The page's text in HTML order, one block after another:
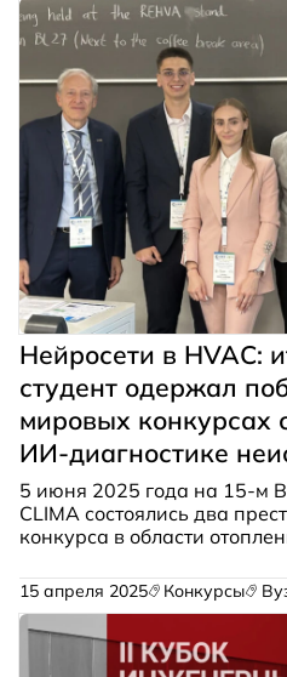
Нейросети в HVAC:
студент одержал
мировых конкурсах
ИИ-диагностике
5 июня 2025 года на 15-м
CLIMA состоялись два
конкурса в области
Student Competition и
Competition.
15 апреля 2025 Конкурсы